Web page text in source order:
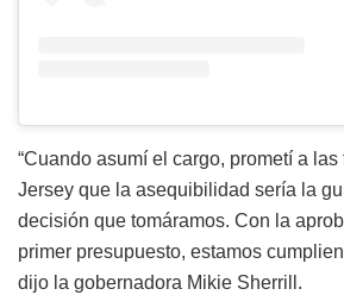
“Cuando asumí el cargo, prometí a
Jersey que la asequibilidad sería la
decisión que tomáramos. Con la
primer presupuesto, estamos
dijo la gobernadora Mikie Sherrill.